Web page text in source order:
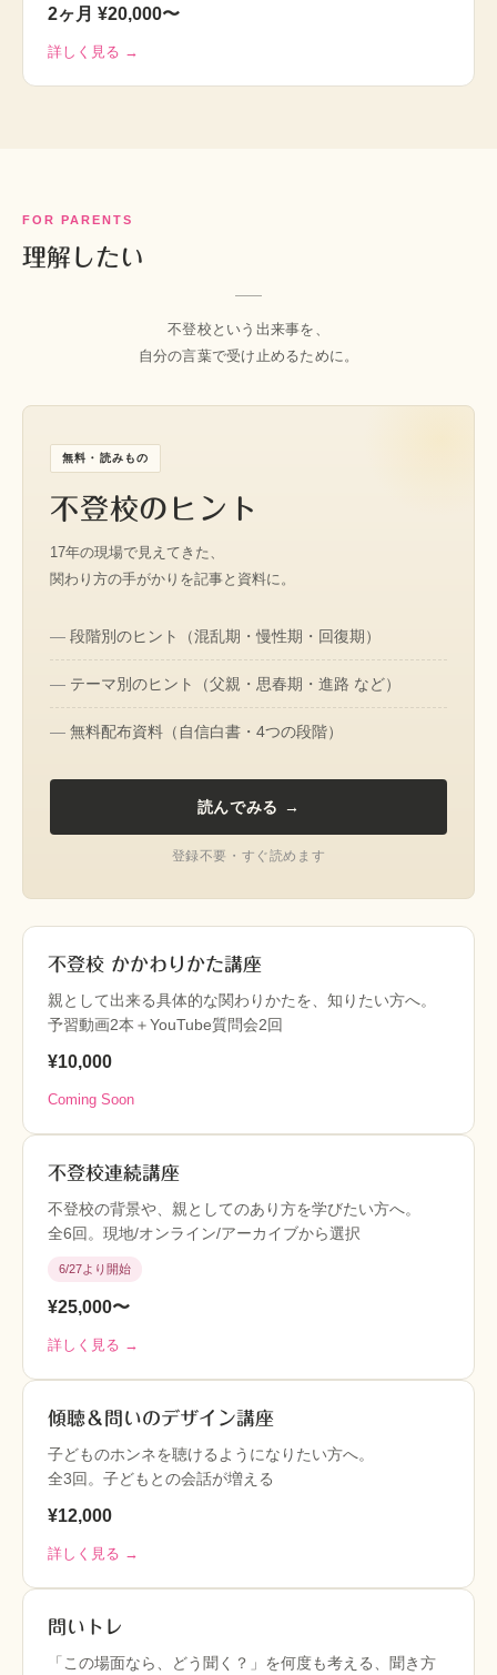
2ヶ月 ¥20,000〜
詳しく見る →
FOR PARENTS
理解したい
不登校という出来事を、
自分の言葉で受け止めるために。
無料・読みもの
不登校のヒント
17年の現場で見えてきた、
関わり方の手がかりを記事と資料に。
段階別のヒント（混乱期・慢性期・回復期）
テーマ別のヒント（父親・思春期・進路 など）
無料配布資料（自信白書・4つの段階）
読んでみる →
登録不要・すぐ読めます
不登校 かかわりかた講座
親として出来る具体的な関わりかたを、知りたい方へ。
予習動画2本＋YouTube質問会2回
¥10,000
Coming Soon
不登校連続講座
不登校の背景や、親としてのあり方を学びたい方へ。
全6回。現地/オンライン/アーカイブから選択
6/27より開始
¥25,000〜
詳しく見る →
傾聴＆問いのデザイン講座
子どものホンネを聴けるようになりたい方へ。
全3回。子どもとの会話が増える
¥12,000
詳しく見る →
問いトレ
「この場面なら、どう聞く？」を何度も考える、聞き方